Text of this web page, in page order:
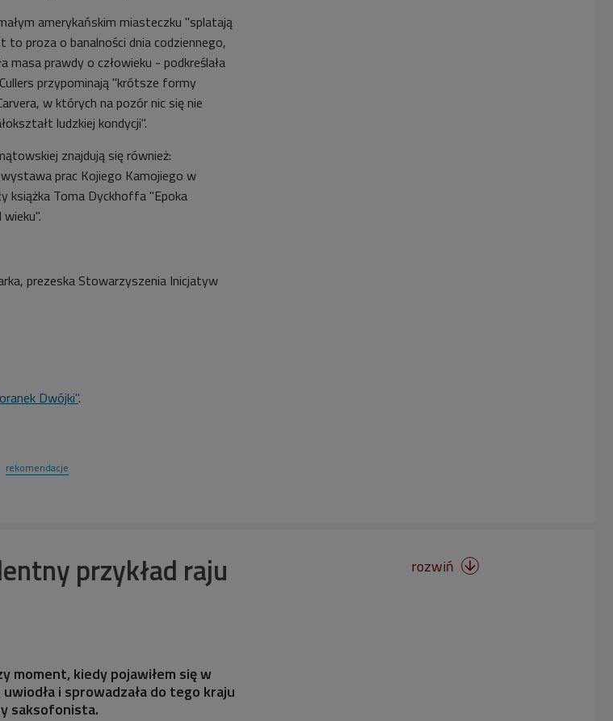
amerykańskim miasteczku "splatają
proza o banalności dnia codziennego,
masa prawdy o człowieku - podkreślała
przypominają "krótsze formy
w których na pozór nic się nie
ludzkiej kondycji".
znajdują się również:
prac Kojiego Kamojiego w
książka Toma Dyckhoffa "Epoka
prezeska Stowarzyszenia Inicjatyw
Dwójki".
rekomendacje
przykład raju
moment, kiedy pojawiłem się w
i sprowadzała do tego kraju
saksofonista.
rozwiń 